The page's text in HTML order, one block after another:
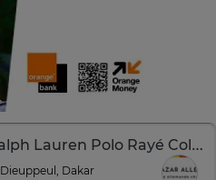
Ralph Lauren Polo Rayé Col Uni Neuf
Dieuppeul, Dakar